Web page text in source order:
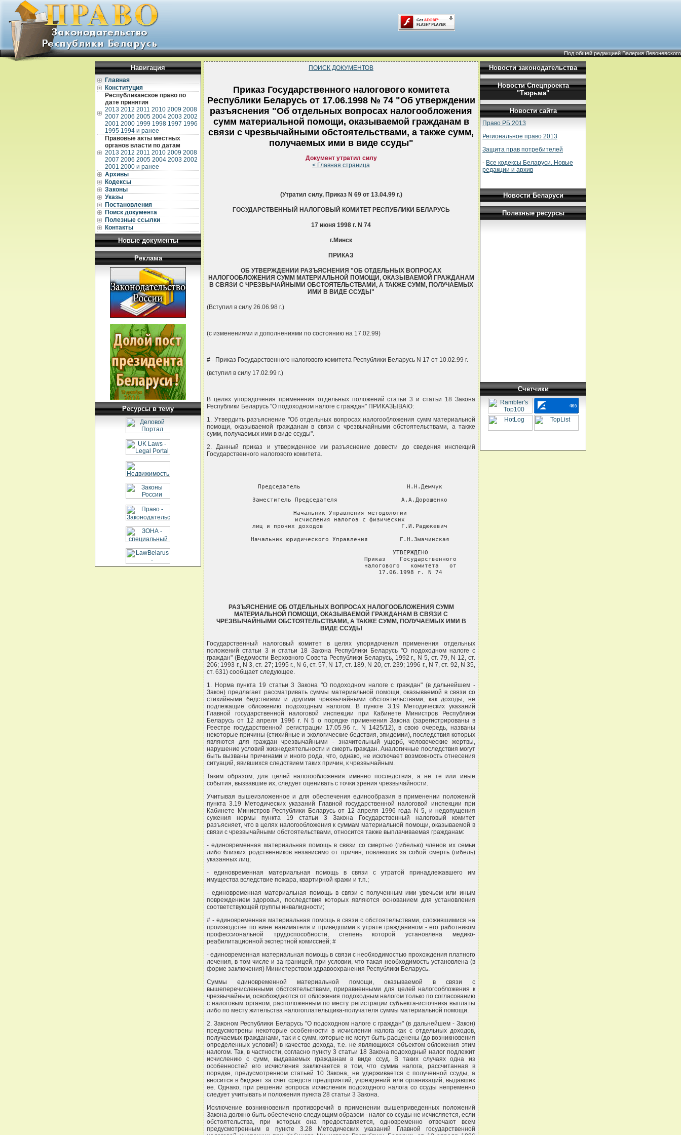
Под общей редакцией Валерия Левоневского
Навигация
Главная
Конституция
Республиканское право по
дате принятия
2013 2012 2011 2010 2009 2008
2007 2006 2005 2004 2003 2002
2001 2000 1999 1998 1997 1996
1995 1994 и ранее
Правовые акты местных
органов власти по датам
2013 2012 2011 2010 2009 2008
2007 2006 2005 2004 2003 2002
2001 2000 и ранее
Архивы
Кодексы
Законы
Указы
Постановления
Поиск документа
Полезные ссылки
Контакты
Новые документы
Реклама
Ресурсы в тему
ПОИСК ДОКУМЕНТОВ
Приказ Государственного налогового комитета
Республики Беларусь от 17.06.1998 № 74 "Об утверждении
разъяснения "Об отдельных вопросах налогообложения
сумм материальной помощи, оказываемой гражданам в
связи с чрезвычайными обстоятельствами, а также сумм,
получаемых ими в виде ссуды"
Документ утратил силу
< Главная страница
(Утратил силу, Приказ N 69 от 13.04.99 г.)
ГОСУДАРСТВЕННЫЙ НАЛОГОВЫЙ КОМИТЕТ РЕСПУБЛИКИ БЕЛАРУСЬ
17 июня 1998 г. N 74
г.Минск
ПРИКАЗ
ОБ УТВЕРЖДЕНИИ РАЗЪЯСНЕНИЯ "ОБ ОТДЕЛЬНЫХ ВОПРОСАХ
НАЛОГООБЛОЖЕНИЯ СУММ МАТЕРИАЛЬНОЙ ПОМОЩИ, ОКАЗЫВАЕМОЙ ГРАЖДАНАМ
В СВЯЗИ С ЧРЕЗВЫЧАЙНЫМИ ОБСТОЯТЕЛЬСТВАМИ, А ТАКЖЕ СУММ, ПОЛУЧАЕМЫХ
ИМИ В ВИДЕ ССУДЫ"
(Вступил в силу 26.06.98 г.)
(с изменениями и дополнениями по состоянию на 17.02.99)
# - Приказ Государственного налогового комитета Республики Беларусь N 17 от 10.02.99 г.
(вступил в силу 17.02.99 г.)
В целях упорядочения применения отдельных положений статьи 3 и статьи 18 Закона
Республики Беларусь "О подоходном налоге с граждан" ПРИКАЗЫВАЮ:
1. Утвердить разъяснение "Об отдельных вопросах налогообложения сумм материальной
помощи, оказываемой гражданам в связи с чрезвычайными обстоятельствами, а также
сумм, получаемых ими в виде ссуды".
2. Данный приказ и утвержденное им разъяснение довести до сведения инспекций
Государственного налогового комитета.
     Председатель                              Н.Н.Демчук
     Заместитель Председателя                  А.А.Дорошенко
     Начальник Управления методологии
     исчисления налогов с физических
     лиц и прочих доходов                      Г.И.Радюкевич
     Начальник юридического Управления         Г.Н.Змачинская
                                       УТВЕРЖДЕНО
                                       Приказ    Государственного
                                       налогового   комитета   от
                                       17.06.1998 г. N 74
РАЗЪЯСНЕНИЕ ОБ ОТДЕЛЬНЫХ ВОПРОСАХ НАЛОГООБЛОЖЕНИЯ СУММ
МАТЕРИАЛЬНОЙ ПОМОЩИ, ОКАЗЫВАЕМОЙ ГРАЖДАНАМ В СВЯЗИ С
ЧРЕЗВЫЧАЙНЫМИ ОБСТОЯТЕЛЬСТВАМИ, А ТАКЖЕ СУММ, ПОЛУЧАЕМЫХ ИМИ В
ВИДЕ ССУДЫ
Государственный налоговый комитет в целях упорядочения применения отдельных
положений статьи 3 и статьи 18 Закона Республики Беларусь "О подоходном налоге с
граждан" (Ведомости Верховного Совета Республики Беларусь, 1992 г., N 5, ст. 79, N 12, ст.
206; 1993 г., N 3, ст. 27; 1995 г., N 6, ст. 57, N 17, ст. 189, N 20, ст. 239; 1996 г., N 7, ст. 92, N 35,
ст. 631) сообщает следующее.
1. Норма пункта 19 статьи 3 Закона "О подоходном налоге с граждан" (в дальнейшем -
Закон) предлагает рассматривать суммы материальной помощи, оказываемой в связи со
стихийными бедствиями и другими чрезвычайными обстоятельствами, как доходы, не
подлежащие обложению подоходным налогом. В пункте 3.19 Методических указаний
Главной государственной налоговой инспекции при Кабинете Министров Республики
Беларусь от 12 апреля 1996 г. N 5 о порядке применения Закона (зарегистрированы в
Реестре государственной регистрации 17.05.96 г., N 1425/12), в свою очередь, названы
некоторые причины (стихийные и экологические бедствия, эпидемии), последствия которых
являются для граждан чрезвычайными - значительный ущерб, человеческие жертвы,
нарушение условий жизнедеятельности и смерть граждан. Аналогичные последствия могут
быть вызваны причинами и иного рода, что, однако, не исключает возможность отнесения
ситуаций, явившихся следствием таких причин, к чрезвычайным.
Таким образом, для целей налогообложения именно последствия, а не те или иные
события, вызвавшие их, следует оценивать с точки зрения чрезвычайности.
Учитывая вышеизложенное и для обеспечения единообразия в применении положений
пункта 3.19 Методических указаний Главной государственной налоговой инспекции при
Кабинете Министров Республики Беларусь от 12 апреля 1996 года N 5, и недопущения
сужения нормы пункта 19 статьи 3 Закона Государственный налоговый комитет
разъясняет, что в целях налогообложения к суммам материальной помощи, оказываемой в
связи с чрезвычайными обстоятельствами, относится также выплачиваемая гражданам:
- единовременная материальная помощь в связи со смертью (гибелью) членов их семьи
либо близких родственников независимо от причин, повлекших за собой смерть (гибель)
указанных лиц;
- единовременная материальная помощь в связи с утратой принадлежавшего им
имущества вследствие пожара, квартирной кражи и т.п.;
- единовременная материальная помощь в связи с полученным ими увечьем или иным
повреждением здоровья, последствия которых являются основанием для установления
соответствующей группы инвалидности;
# - единовременная материальная помощь в связи с обстоятельствами, сложившимися на
производстве по вине нанимателя и приведшими к утрате гражданином - его работником
профессиональной трудоспособности, степень которой установлена медико-
реабилитационной экспертной комиссией; #
- единовременная материальная помощь в связи с необходимостью прохождения платного
лечения, в том числе и за границей, при условии, что такая необходимость установлена (в
форме заключения) Министерством здравоохранения Республики Беларусь.
Суммы единовременной материальной помощи, оказываемой в связи с
вышеперечисленными обстоятельствами, приравненными для целей налогообложения к
чрезвычайным, освобождаются от обложения подоходным налогом только по согласованию
с налоговым органом, расположенным по месту регистрации субъекта-источника выплаты
либо по месту жительства налогоплательщика-получателя суммы материальной помощи.
2. Законом Республики Беларусь "О подоходном налоге с граждан" (в дальнейшем - Закон)
предусмотрены некоторые особенности в исчислении налога как с отдельных доходов,
получаемых гражданами, так и с сумм, которые не могут быть расценены (до возникновения
определенных условий) в качестве дохода, т.е. не являющихся объектом обложения этим
налогом. Так, в частности, согласно пункту 3 статьи 18 Закона подоходный налог подлежит
исчислению с сумм, выдаваемых гражданам в виде ссуд. В таких случаях одна из
особенностей его исчисления заключается в том, что сумма налога, рассчитанная в
порядке, предусмотренном статьей 10 Закона, не удерживается с полученной ссуды, а
вносится в бюджет за счет средств предприятий, учреждений или организаций, выдавших
ее. Однако, при решении вопроса исчисления подоходного налога со ссуды непременно
следует учитывать и положения пункта 28 статьи 3 Закона.
Исключение возникновения противоречий в применении вышеприведенных положений
Закона должно быть обеспечено следующим образом - налог со ссуды не исчисляется, если
обстоятельства, при которых она предоставляется, одновременно отвечают всем
предусмотренным в пункте 3.28 Методических указаний Главной государственной
Новости законодательства
Новости Спецпроекта
"Тюрьма"
Новости сайта
Право РБ 2013
Региональное право 2013
Защита прав потребителей
- Все кодексы Беларуси. Новые
редакции и архив
Новости Беларуси
Полезные ресурсы
Счетчики